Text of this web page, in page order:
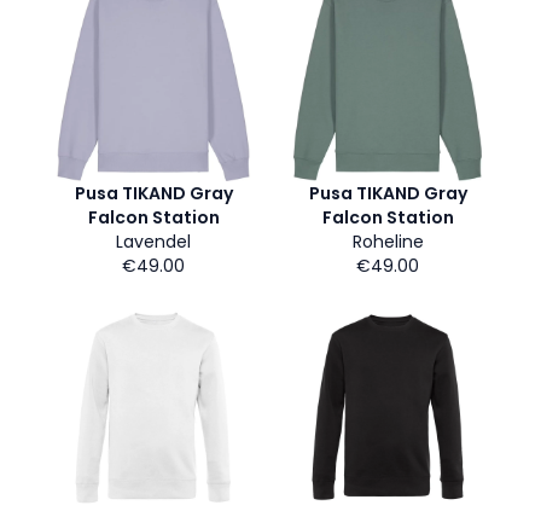
Pusa TIKAND Gray
Falcon Station
Lavendel
€49.00
Pusa TIKAND Gray
Falcon Station
Roheline
€49.00